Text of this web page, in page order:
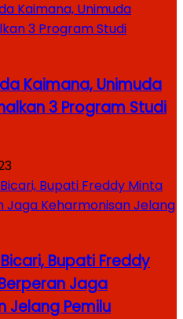
Kaimana, Unimuda
3 Program Studi
Bupati Freddy
Jaga
Jelang Pemilu